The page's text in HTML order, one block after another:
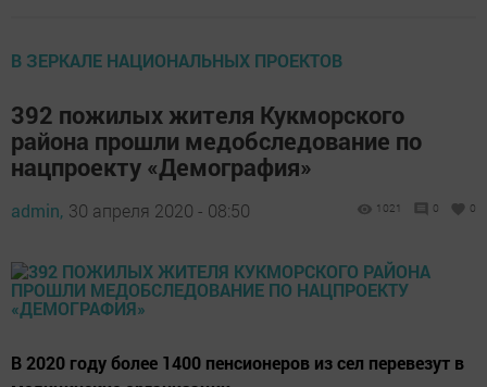
В ЗЕРКАЛЕ НАЦИОНАЛЬНЫХ ПРОЕКТОВ
392 пожилых жителя Кукморского
района прошли медобследование по
нацпроекту «Демография»
admin, 30 апреля 2020 - 08:50 1021 0 0
В 2020 году более 1400 пенсионеров из сел перевезут в